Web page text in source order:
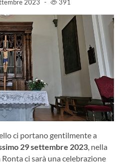
2023 - 391
ci portano gentilmente a
29 settembre 2023, nella
ci sarà una celebrazione